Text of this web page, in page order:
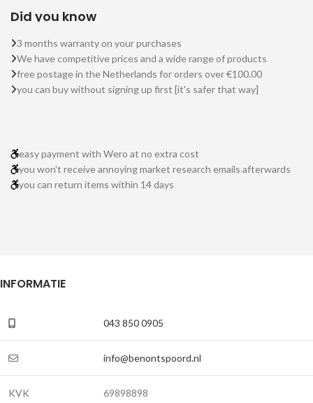
Did you know
3 months warranty on your purchases
We have competitive prices and a wide range of products
free postage in the Netherlands for orders over €100.00
you can buy without signing up first [it's safer that way]
easy payment with Wero at no extra cost
you won't receive annoying market research emails afterwards
you can return items within 14 days
INFORMATIE
043 850 0905
info@benontspoord.nl
KVK 69898898